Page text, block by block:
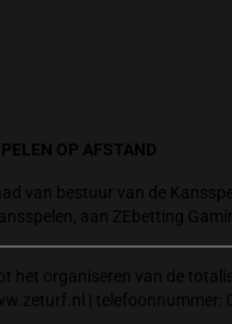
OP AFSTAND
van bestuur van de
aan ZEbetting
het organiseren van de
| telefoonnummer: